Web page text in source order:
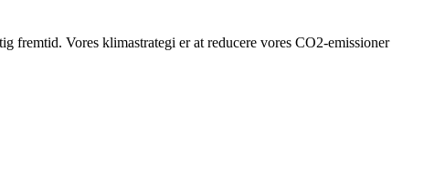
Vores klimastrategi er at reducere vores CO2-emissioner